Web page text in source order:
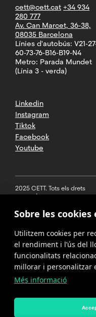
cett@cett.cat +34 934
280 777
Av. Can Marcet, 36-38,
08035 Barcelona
Línies d'autobús: V21-
60-73-76-B16-B19-N4
Metro: Parada Mundet
(Línia 3 - verda)
Linkedin
Instagram
Tiktok
Facebook
Youtube
2025 CETT. Tots els drets
reservats
Avís legal
Política de
privacitat
Cookies
Política del
Sobre les
Utilitzem cookies per
el rendiment i l’ús del
funcionalitats
millorar i personalitzar
Més informació